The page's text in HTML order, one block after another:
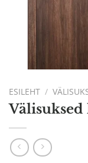
ESILEHT /